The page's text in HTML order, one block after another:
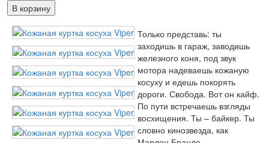
В корзину
Только представь: ты
заходишь в гараж, заводишь
железного коня, под звук
мотора надеваешь кожаную
косуху и едешь покорять
дороги. Свобода. Вот он кайф.
По пути встречаешь взгляды
восхищения. Ты – байкер. Ты
словно кинозвезда, как